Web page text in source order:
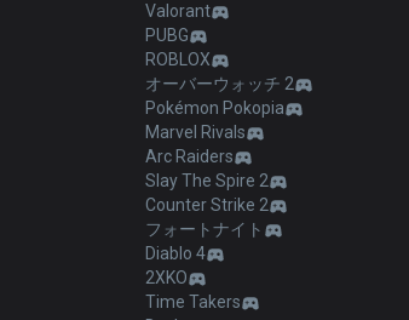
Valorant
PUBG
ROBLOX
オーバーウォッチ 2
Pokémon Pokopia
Marvel Rivals
Arc Raiders
Slay The Spire 2
Counter Strike 2
フォートナイト
Diablo 4
2XKO
Time Takers